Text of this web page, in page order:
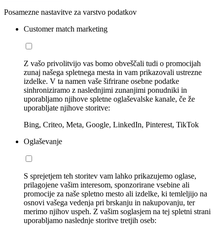
Posamezne nastavitve za varstvo podatkov
Customer match marketing
Z vašo privolitvijo vas bomo obveščali tudi o promocijah
zunaj našega spletnega mesta in vam prikazovali ustrezne
izdelke. V ta namen vaše šifrirane osebne podatke
sinhroniziramo z naslednjimi zunanjimi ponudniki in
uporabljamo njihove spletne oglaševalske kanale, če že
uporabljate njihove storitve:
Bing, Criteo, Meta, Google, LinkedIn, Pinterest, TikTok
Oglaševanje
S sprejetjem teh storitev vam lahko prikazujemo oglase,
prilagojene vašim interesom, sponzorirane vsebine ali
promocije za naše spletno mesto ali izdelke, ki temleljijo na
osnovi vašega vedenja pri brskanju in nakupovanju, ter
merimo njihov uspeh. Z vašim soglasjem na tej spletni strani
uporabljamo naslednje storitve tretjih oseb: